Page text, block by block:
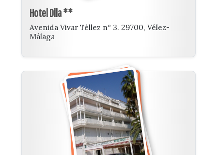
Hotel Dila **
Avenida Vivar Téllez nº 3. 29700, Vélez-
Málaga